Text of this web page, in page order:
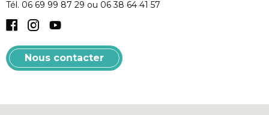
Tél. 06 69 99 87 29 ou 06 38 64 41 57
Nous contacter